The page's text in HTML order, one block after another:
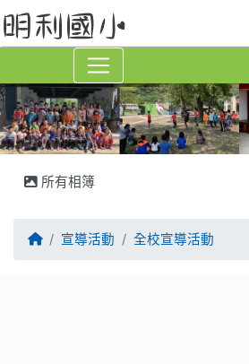
所有相簿
回首頁宣導活動 全校宣導活動